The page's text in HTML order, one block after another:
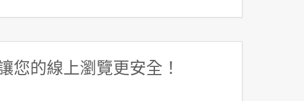
您的線上瀏覽更安全！